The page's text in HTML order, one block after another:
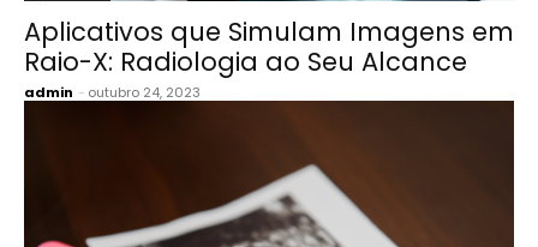
Aplicativos que Simulam Imagens em
Raio-X: Radiologia ao Seu Alcance
admin - outubro 24, 2023